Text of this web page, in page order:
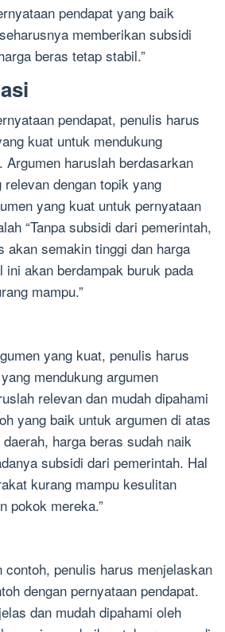
pendapat yang baik
memberikan subsidi
beras tetap stabil.”
pendapat, penulis harus
kuat untuk mendukung
Argumen haruslah berdasarkan
dengan topik yang
yang kuat untuk pernyataan
“Tanpa subsidi dari pemerintah,
akan semakin tinggi dan harga
ini akan berdampak buruk pada
mampu.”
yang kuat, penulis harus
mendukung argumen
relevan dan mudah dipahami
yang baik untuk argumen di atas
harga beras sudah naik
subsidi dari pemerintah. Hal
kurang mampu kesulitan
pokok mereka.”
contoh, penulis harus menjelaskan
dengan pernyataan pendapat.
dan mudah dipahami oleh